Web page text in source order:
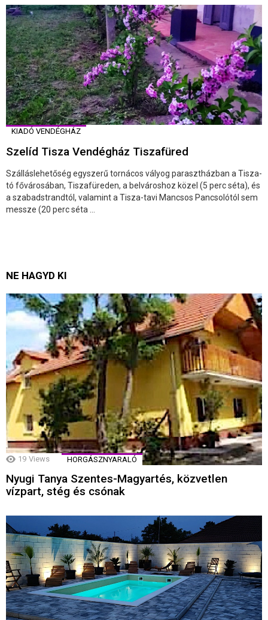
KIADÓ VENDÉGHÁZ
Szelíd Tisza Vendégház Tiszafüred
Szálláslehetőség egyszerű tornácos vályog parasztházban a Tisza-
tó fővárosában, Tiszafüreden, a belvároshoz közel (5 perc séta), és
a szabadstrandtól, valamint a Tisza-tavi Mancsos Pancsolótól sem
messze (20 perc séta ...
NE HAGYD KI
19 Views HORGÁSZNYARALÓ
Nyugi Tanya Szentes-Magyartés, közvetlen
vízpart, stég és csónak